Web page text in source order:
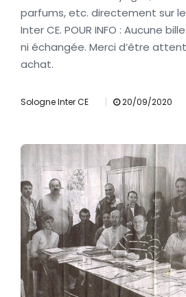
parfums, etc. directement sur
Inter CE. POUR INFO : Aucune
ni échangée. Merci d’être
achat.
Sologne Inter CE | 20/09/2020